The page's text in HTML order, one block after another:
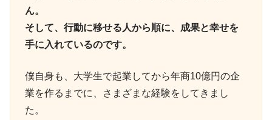
ん。
そして、行動に移せる人から順に、成果と幸せを
手に入れているのです。
僕自身も、大学生で起業してから年商10億円の企
業を作るまでに、さまざまな経験をしてきまし
た。